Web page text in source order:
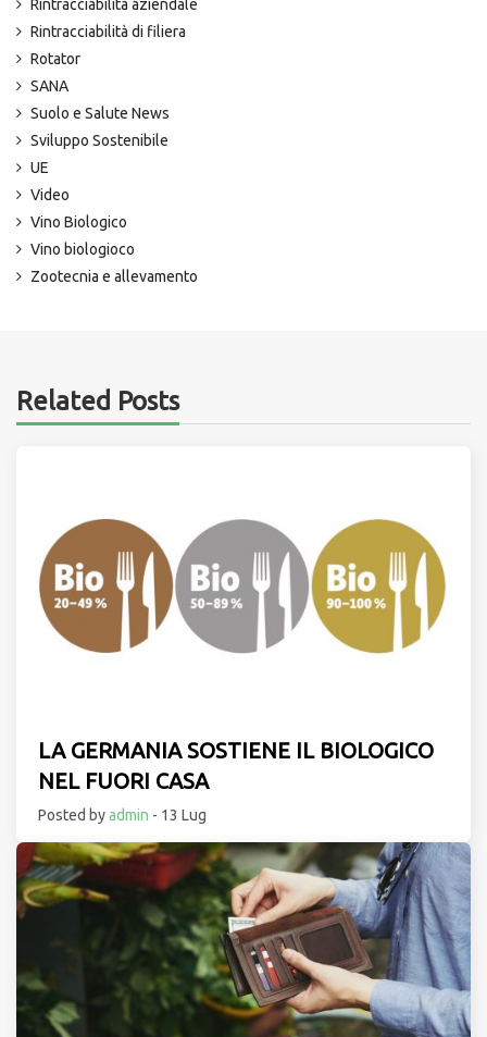
Rintracciabilità aziendale
Rintracciabilità di filiera
Rotator
SANA
Suolo e Salute News
Sviluppo Sostenibile
UE
Video
Vino Biologico
Vino biologioco
Zootecnia e allevamento
Related Posts
LA GERMANIA SOSTIENE IL BIOLOGICO
NEL FUORI CASA
Posted byadmin - 13 Lug